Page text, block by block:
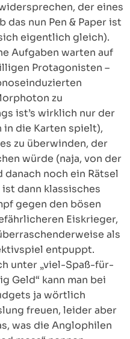
der eines
das nun Pen & Paper ist
eigentlich gleich).
Aufgaben warten auf
Protagonisten –
zu
ist’s wirklich nur der
in die Karten spielt),
zu überwinden, der
würde (naja, von der
danach noch ein Rätsel
dann klassisches
gegen den bösen
Eiskrieger,
als
entpuppt.
unter „viel-Spaß-für-
Geld“ kann man bei
ja wörtlich
freuen, leider aber
was die Anglophilen